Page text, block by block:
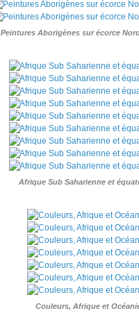
Peintures Aborigènes sur écorce
Afrique Sub Saharienne et
Couleurs, Afrique et